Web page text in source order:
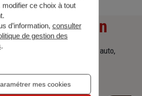
une simulation
tarifaire d'assurance, auto,
modifier ce choix à tout
d’information, consulter
de gestion des
.
mes cookies